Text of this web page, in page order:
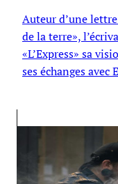
Auteur d’une
de la terre»,
«L’Express» sa
ses échanges avec